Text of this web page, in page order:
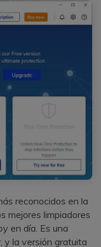
reconocidos en la
mejores limpiadores
en día. Es una
y la versión gratuita